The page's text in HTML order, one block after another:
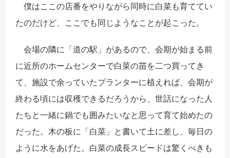
僕はここの店番をやりながら同時に白菜も育ててい
たのだけど、ここでも同じようなことが起こった。
会場の隣に「道の駅」があるので、会期が始まる前
に近所のホームセンターで白菜の苗を二つ買ってき
て、施設で余っていたプランターに植えれば、会期が
終わる頃には収穫できるだろうから、世話になった人
たちと一緒に鍋でも囲みたいなと思って育て始めたの
だった。木の板に「白菜」と書いて土に差し、毎日の
ように水をあげた。白菜の成長スピードは驚くべきも